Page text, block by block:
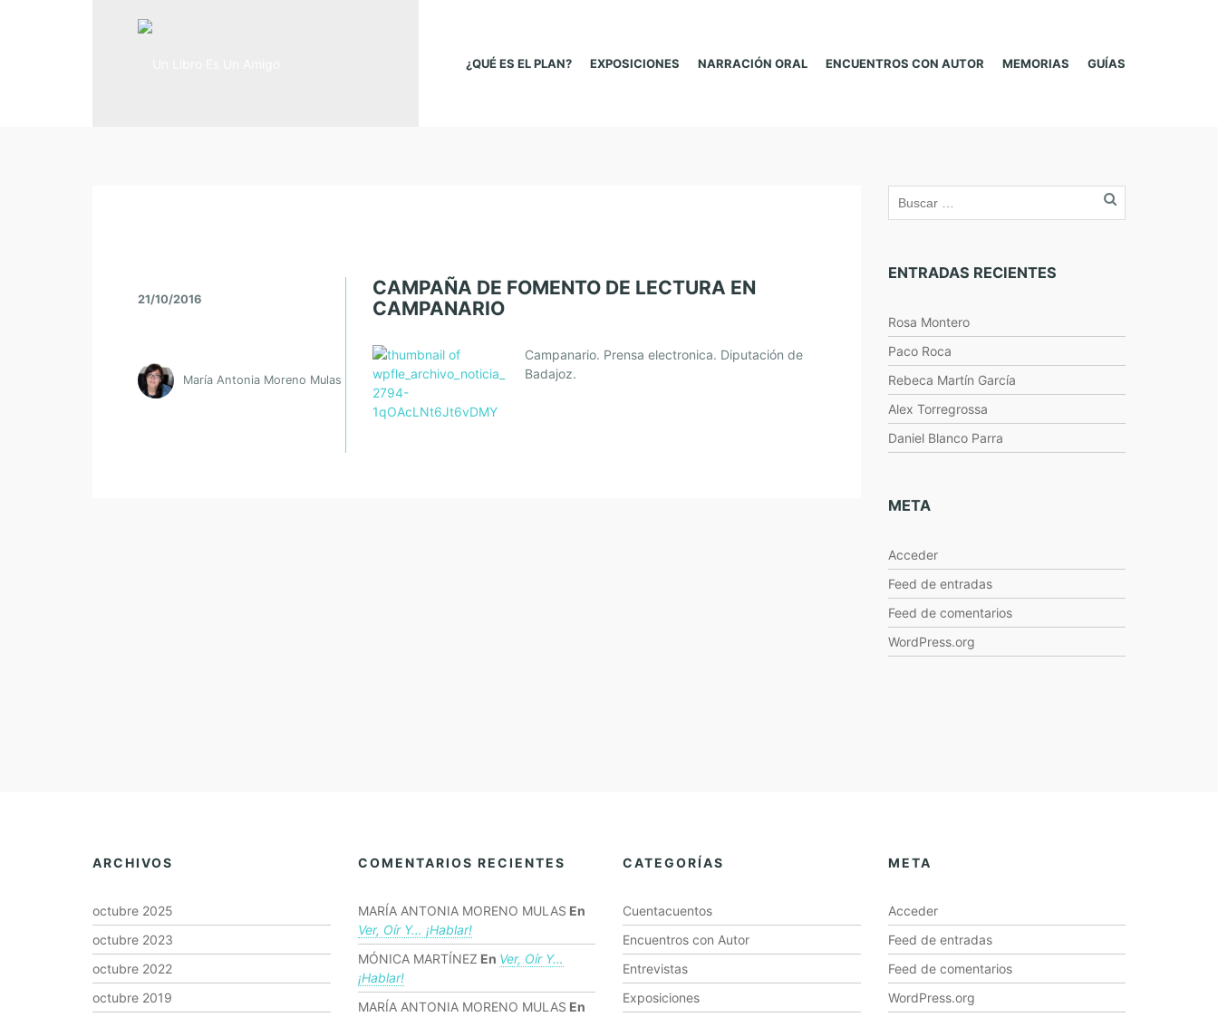
¿QUÉ ES EL PLAN? EXPOSICIONES NARRACIÓN ORAL ENCUENTROS CON AUTOR MEMORIAS GUÍAS
CAMPAÑA DE FOMENTO DE LECTURA EN
CAMPANARIO
Campanario. Prensa electronica. Diputación de
Badajoz.
21/10/2016
María Antonia Moreno Mulas
ENTRADAS RECIENTES
Rosa Montero
Paco Roca
Rebeca Martín García
Alex Torregrossa
Daniel Blanco Parra
META
Acceder
Feed de entradas
Feed de comentarios
WordPress.org
ARCHIVOS
octubre 2025
octubre 2023
octubre 2022
octubre 2019
COMENTARIOS RECIENTES
MARÍA ANTONIA MORENO MULAS En
Ver, Oír Y… ¡hablar!
MÓNICA MARTÍNEZ En Ver, Oír Y…
¡hablar!
MARÍA ANTONIA MORENO MULAS En
CATEGORÍAS
Cuentacuentos
Encuentros con Autor
Entrevistas
Exposiciones
META
Acceder
Feed de entradas
Feed de comentarios
WordPress.org